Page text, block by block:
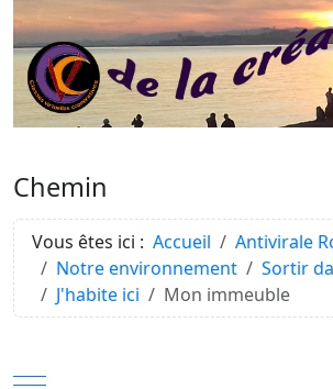
Chemin
Vous êtes ici : Accueil
Antivirale
Notre environnement
Sortir
J'habite ici
Mon immeuble
Mobile Menu Toggle